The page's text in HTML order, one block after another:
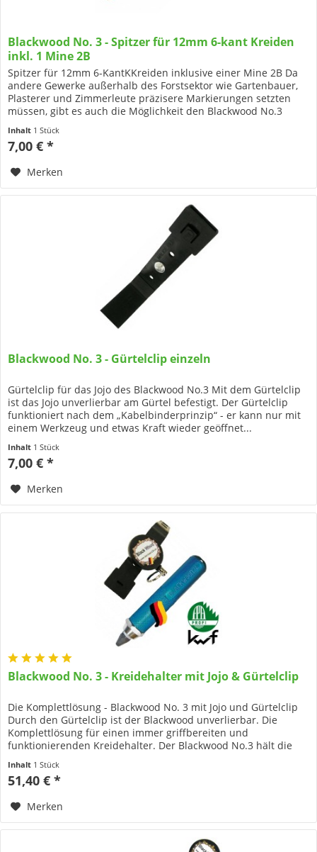
Blackwood No. 3 - Spitzer für 12mm 6-kant Kreiden
inkl. 1 Mine 2B
Spitzer für 12mm 6-KantKKreiden inklusive einer Mine 2B Da
andere Gewerke außerhalb des Forstsektor wie Gartenbauer,
Plasterer und Zimmerleute präzisere Markierungen setzten
müssen, gibt es auch die Möglichkeit den Blackwood No.3
Inhalt 1 Stück
7,00 € *
Merken
Blackwood No. 3 - Gürtelclip einzeln
Gürtelclip für das Jojo des Blackwood No.3 Mit dem Gürtelclip
ist das Jojo unverlierbar am Gürtel befestigt. Der Gürtelclip
funktioniert nach dem „Kabelbinderprinzip“ - er kann nur mit
einem Werkzeug und etwas Kraft wieder geöffnet...
Inhalt 1 Stück
7,00 € *
Merken
Blackwood No. 3 - Kreidehalter mit Jojo & Gürtelclip
Die Komplettlösung - Blackwood No. 3 mit Jojo und Gürtelclip
Durch den Gürtelclip ist der Blackwood unverlierbar. Die
Komplettlösung für einen immer griffbereiten und
funktionierenden Kreidehalter. Der Blackwood No.3 hält die
Inhalt 1 Stück
51,40 € *
Merken